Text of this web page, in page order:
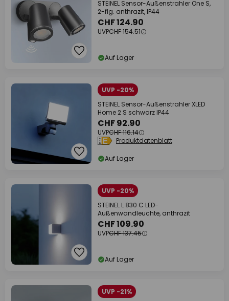
STEINEL Sensor-Außenstrahler One S,
2-flg. anthrazit, IP44
CHF 124.90
UVPCHF 154.51
Auf Lager
UVP -20%
STEINEL Sensor-Außenstrahler XLED
Home 2 S schwarz IP44
CHF 92.90
UVPCHF 116.14
Produktdatenblatt
Auf Lager
UVP -20%
STEINEL L 830 C LED-
Außenwandleuchte, anthrazit
CHF 109.90
UVPCHF 137.45
Auf Lager
UVP -21%